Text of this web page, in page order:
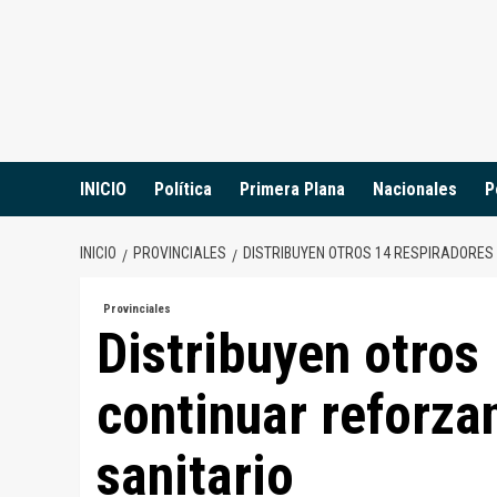
INICIO Política Primera Plana Nacionales
INICIO PROVINCIALES DISTRIBUYEN OTROS 14
Provinciales
Distribuyen
continuar
sanitario